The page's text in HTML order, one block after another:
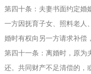
第四十条：夫妻书面约定婚
一方因抚育子女、照料老人
婚时有权向另一方请求补偿
第四十一条：离婚时，原为
还。共同财产不足清偿的，